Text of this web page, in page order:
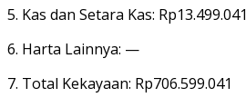
5. Kas dan Setara Kas: Rp13.499.041
6. Harta Lainnya: —
7. Total Kekayaan: Rp706.599.041